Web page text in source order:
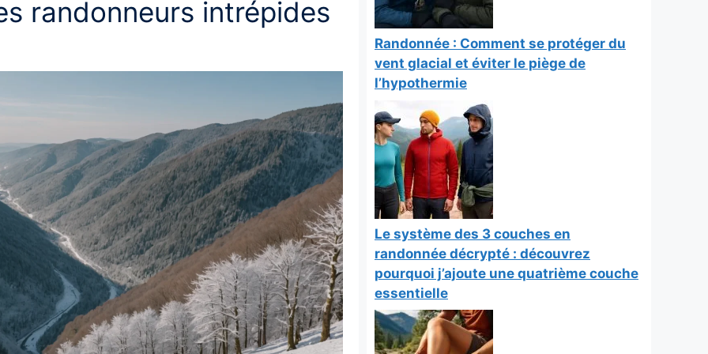
randonneurs intrépides
Randonnée : Comment se protéger du
vent glacial et éviter le piège de
l’hypothermie
Le système des 3 couches en
randonnée décrypté : découvrez
pourquoi j’ajoute une quatrième couche
essentielle